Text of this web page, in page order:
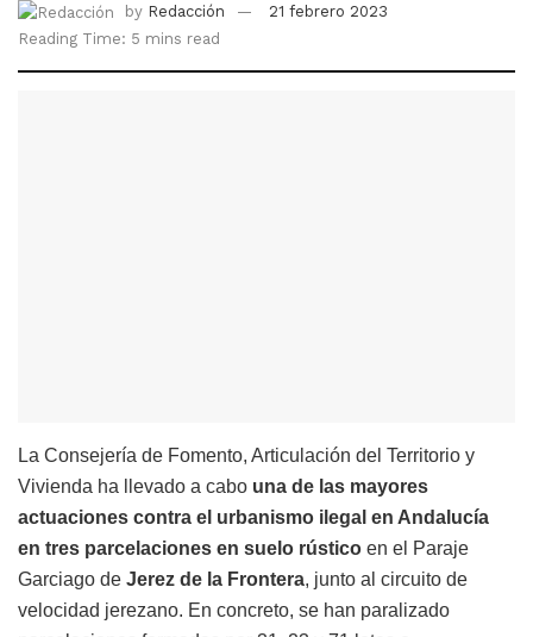
by Redacción
21 febrero 2023
Reading Time: 5 mins read
La Consejería de Fomento, Articulación del Territorio y
Vivienda ha llevado a cabo una de las mayores
actuaciones contra el urbanismo ilegal en Andalucía
en tres parcelaciones en suelo rústico en el Paraje
Garciago de Jerez de la Frontera, junto al circuito de
velocidad jerezano. En concreto, se han paralizado